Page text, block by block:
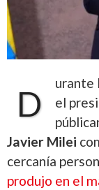
D
urante
el
Javier Milei
cercanía
produjo en el